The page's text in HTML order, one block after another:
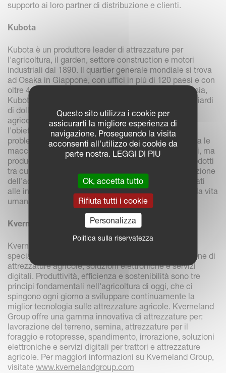
supporto ai loro partner di distribuzione e clienti.
Kubota
Kubota è un produttore leader di attrezzature per
l'agricoltura, il garden, settore construction e motori
industriali dal 1890. Il quartier generale mondiale si trova
ad Osaka in Giappone, con uffici in più di 120 paesi e con
oltre 41.000 dipendenti in Nord America, Europa e Asia,
Kubota ha raggiunto nel 2020 un fatturato di 17,3 miliardi
di dollari. Kubota lavora a stretto contatto con gli
agricoltori per sviluppare macchine agricole, con
l'obiettivo di accelerare l'innovazione per risolvere i
problemi legati a: cibo, acqua e ambiente. Per Kubota le
macchine agricole sono la linea principale di prodotti, ma
produce anche un portafoglio diversificato di altri prodotti
tra cui: prodotti legati alle tubazioni e sistemi di filtrazione
dell’acqua, prodotti legati all'ambiente e prodotti legati
alle infrastrutture sociali per contribuire a migliorare la vita
umana e la società. www.kubota.com
Kverneland Group
Kverneland Group è un'azienda leader nel mondo
specializzata nello sviluppo, produzione e distribuzione di
attrezzature agricole, soluzioni elettroniche e servizi
digitali. Produttività, efficienza e sostenibilità sono tre
principi fondamentali nell'agricoltura di oggi, che ci
spingono ogni giorno a sviluppare continuamente la
miglior tecnologia sulle attrezzature agricole. Kverneland
Group offre una gamma innovativa di attrezzature per:
lavorazione del terreno, semina, attrezzature per il
foraggio e rotopresse, spandimento, irrorazione, soluzioni
elettroniche e servizi digitali per trattori e attrezzature
agricole. Per maggiori informazioni su Kverneland Group,
visitate www.kvernelandgroup.com
Questo sito utilizza i cookie per
assicurarti la migliore esperienza di
navigazione. Proseguendo la visita
acconsenti all'utilizzo dei cookie da
parte nostra. LEGGI DI PIU
Ok, accetta tutto
Rifiuta tutti i cookie
Personalizza
Politica sulla riservatezza